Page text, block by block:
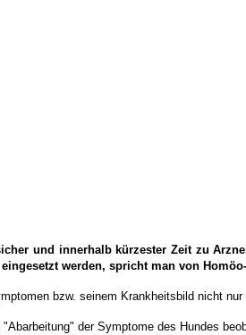
und innerhalb kürzester Zeit zu
werden, spricht man von
bzw. seinem Krankheitsbild nicht
der Symptome des Hundes